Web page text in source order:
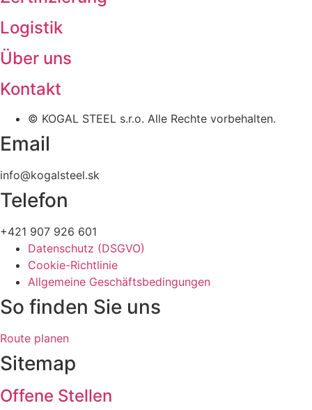
Logistik
Über uns
Kontakt
© KOGAL STEEL s.r.o. Alle Rechte vorbehalten.
Email
info@kogalsteel.sk
Telefon
+421 907 926 601
Datenschutz (DSGVO)
Cookie-Richtlinie
Allgemeine Geschäftsbedingungen
So finden Sie uns
Route planen
Sitemap
Offene Stellen